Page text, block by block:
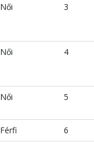
Női 3
Női 4
Női 5
Férfi
6